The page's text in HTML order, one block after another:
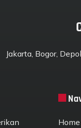
Jakarta, Bogor,
Home